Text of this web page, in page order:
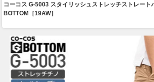
コーコス G-5003 スタイリッシュストレッチストレー
BOTTOM［19AW］